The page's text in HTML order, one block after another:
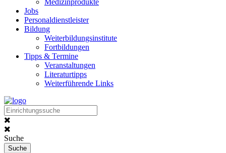
Medizinprodukte
Jobs
Personaldienstleister
Bildung
Weiterbildungsinstitute
Fortbildungen
Tipps & Termine
Veranstaltungen
Literaturtipps
Weiterführende Links
Suche